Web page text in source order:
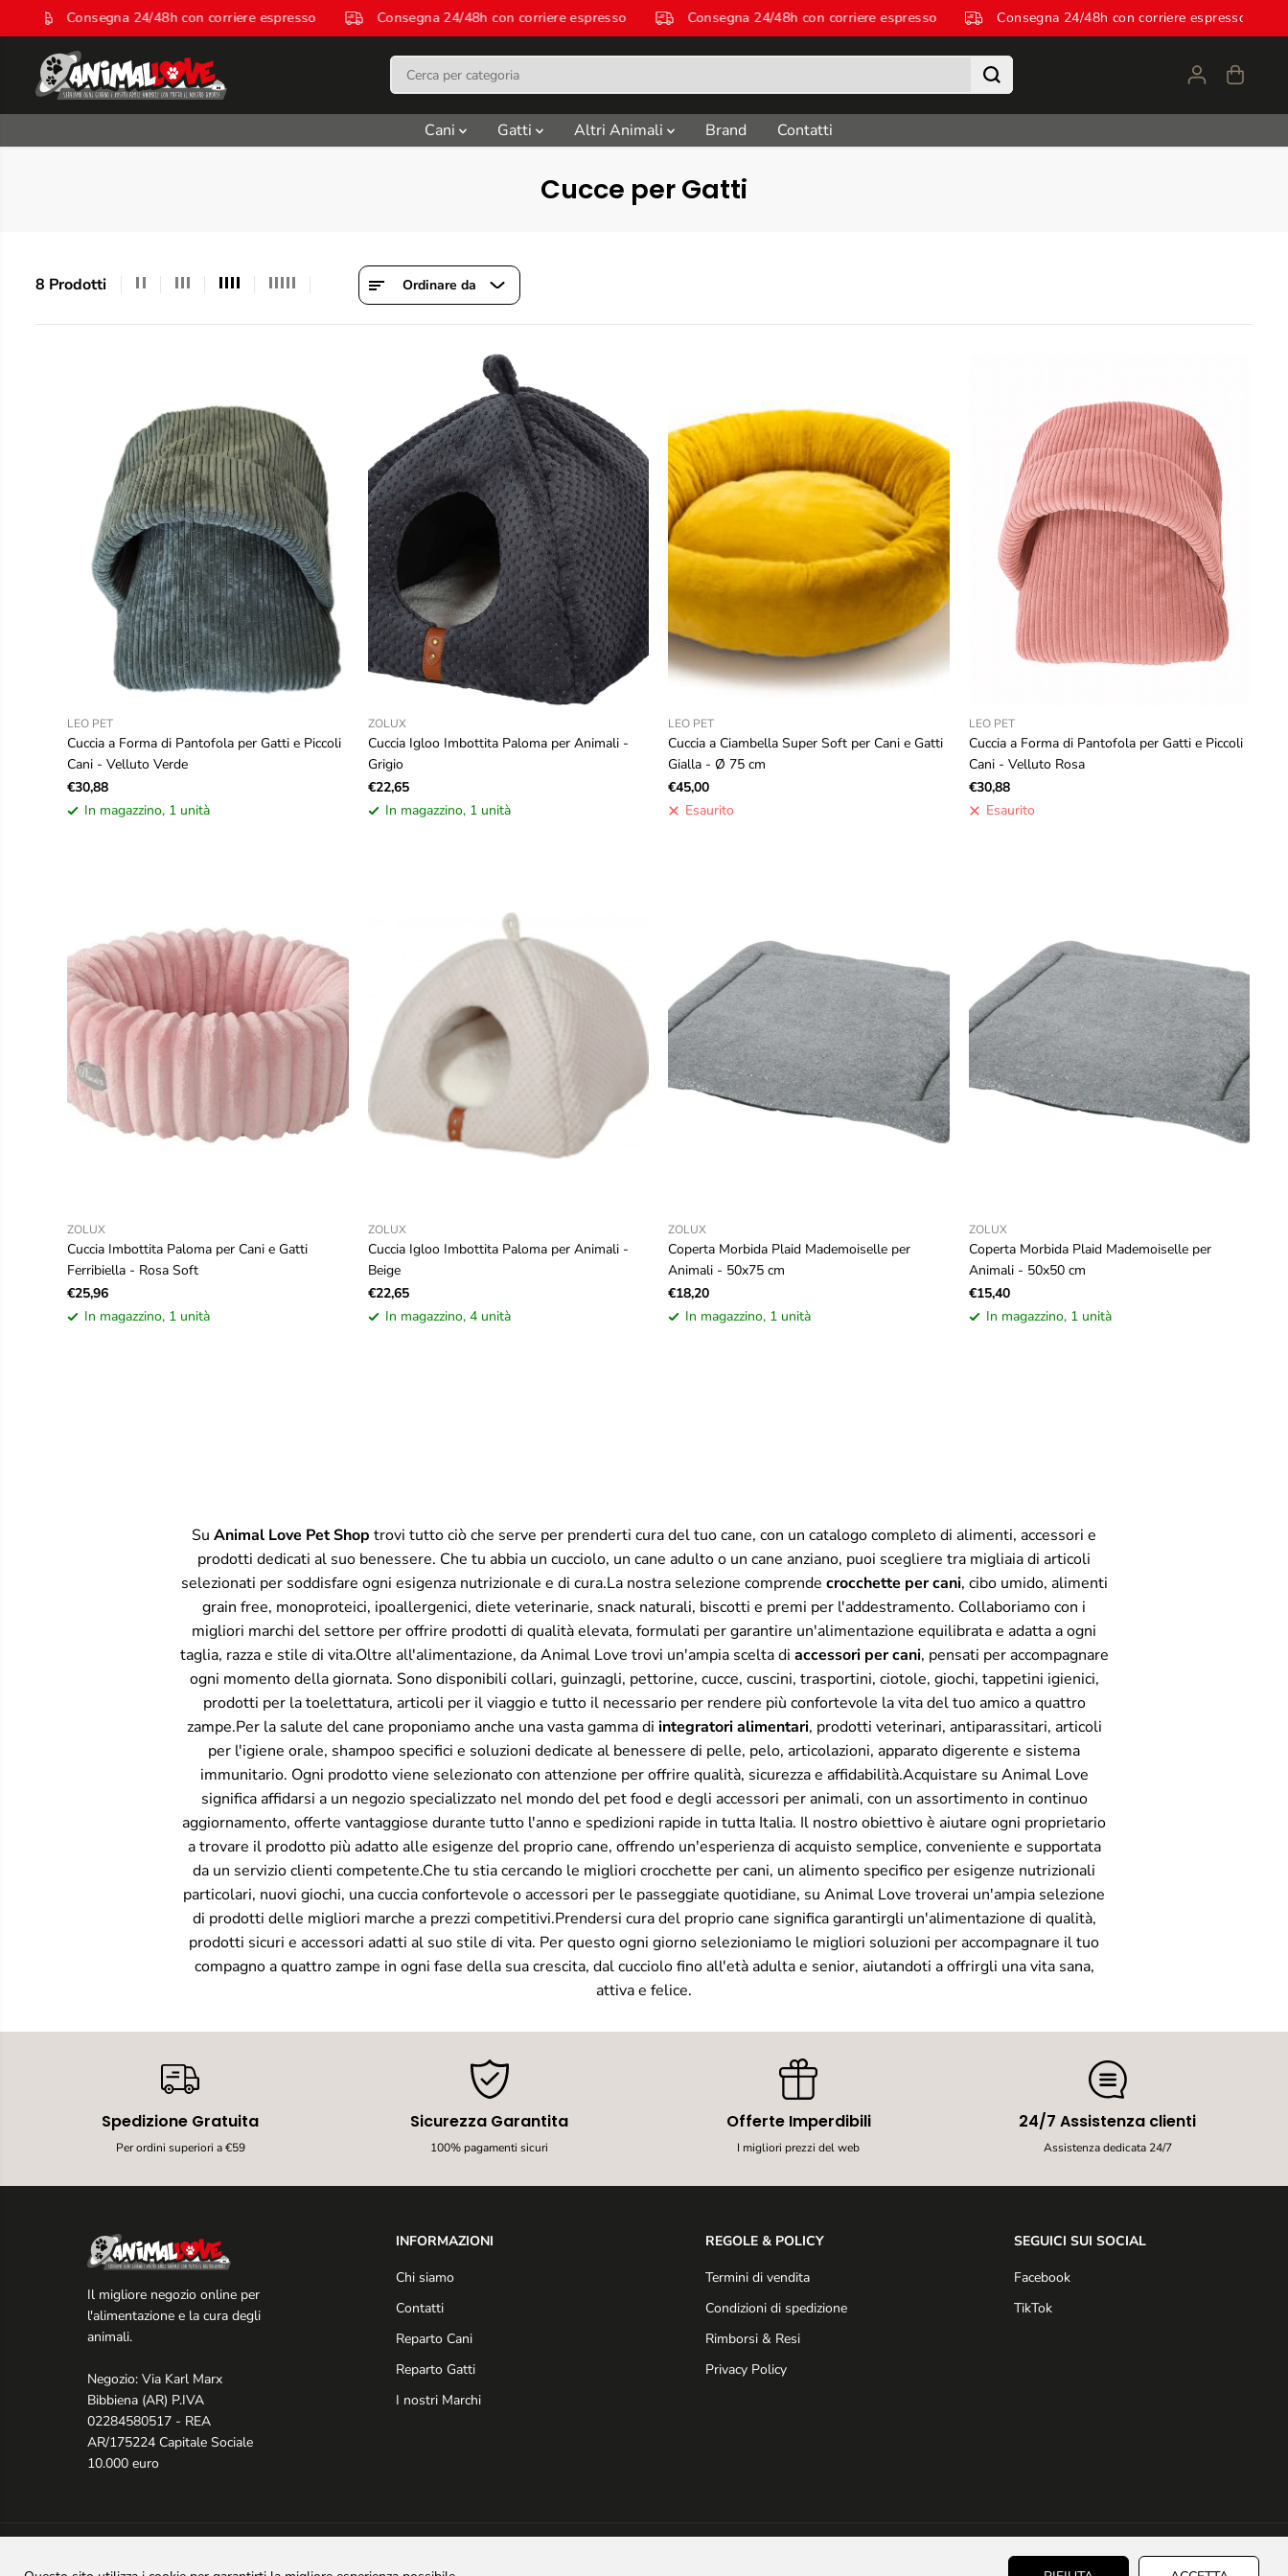
SALTA AL
CONTENUTO
Consegna 24/48h con corriere espresso Consegna 24/48h con corriere espresso Consegna 24/48h con corriere espresso Consegna 24/48h con corriere
Cani Gatti Altri Animali Brand Contatti
Cucce per Gatti
8 Prodotti Ordinare da
LEO PET
Cuccia a Forma di Pantofola per Gatti e Piccoli
Cani - Velluto Verde
€30,88
In magazzino, 1 unità
ZOLUX
Cuccia Igloo Imbottita Paloma per Animali -
Grigio
€22,65
In magazzino, 1 unità
LEO PET
Cuccia a Ciambella Super Soft per Cani e Gatti
Gialla - Ø 75 cm
€45,00
Esaurito
LEO PET
Cuccia a Forma di Pantofola per Gatti e Piccoli
Cani - Velluto Rosa
€30,88
Esaurito
ZOLUX
Cuccia Imbottita Paloma per Cani e Gatti
Ferribiella - Rosa Soft
€25,96
In magazzino, 1 unità
ZOLUX
Cuccia Igloo Imbottita Paloma per Animali -
Beige
€22,65
In magazzino, 4 unità
ZOLUX
Coperta Morbida Plaid Mademoiselle per
Animali - 50x75 cm
€18,20
In magazzino, 1 unità
ZOLUX
Coperta Morbida Plaid Mademoiselle per
Animali - 50x50 cm
€15,40
In magazzino, 1 unità
Su Animal Love Pet Shop trovi tutto ciò che serve per prenderti cura del tuo cane, con un catalogo completo di alimenti, accessori e
prodotti dedicati al suo benessere. Che tu abbia un cucciolo, un cane adulto o un cane anziano, puoi scegliere tra migliaia di articoli
selezionati per soddisfare ogni esigenza nutrizionale e di cura.La nostra selezione comprende crocchette per cani, cibo umido, alimenti
grain free, monoproteici, ipoallergenici, diete veterinarie, snack naturali, biscotti e premi per l'addestramento. Collaboriamo con i
migliori marchi del settore per offrire prodotti di qualità elevata, formulati per garantire un'alimentazione equilibrata e adatta a ogni
taglia, razza e stile di vita.Oltre all'alimentazione, da Animal Love trovi un'ampia scelta di accessori per cani, pensati per accompagnare
ogni momento della giornata. Sono disponibili collari, guinzagli, pettorine, cucce, cuscini, trasportini, ciotole, giochi, tappetini igienici,
prodotti per la toelettatura, articoli per il viaggio e tutto il necessario per rendere più confortevole la vita del tuo amico a quattro
zampe.Per la salute del cane proponiamo anche una vasta gamma di integratori alimentari, prodotti veterinari, antiparassitari, articoli
per l'igiene orale, shampoo specifici e soluzioni dedicate al benessere di pelle, pelo, articolazioni, apparato digerente e sistema
immunitario. Ogni prodotto viene selezionato con attenzione per offrire qualità, sicurezza e affidabilità.Acquistare su Animal Love
significa affidarsi a un negozio specializzato nel mondo del pet food e degli accessori per animali, con un assortimento in continuo
aggiornamento, offerte vantaggiose durante tutto l'anno e spedizioni rapide in tutta Italia. Il nostro obiettivo è aiutare ogni proprietario
a trovare il prodotto più adatto alle esigenze del proprio cane, offrendo un'esperienza di acquisto semplice, conveniente e supportata
da un servizio clienti competente.Che tu stia cercando le migliori crocchette per cani, un alimento specifico per esigenze nutrizionali
particolari, nuovi giochi, una cuccia confortevole o accessori per le passeggiate quotidiane, su Animal Love troverai un'ampia selezione
di prodotti delle migliori marche a prezzi competitivi.Prendersi cura del proprio cane significa garantirgli un'alimentazione di qualità,
prodotti sicuri e accessori adatti al suo stile di vita. Per questo ogni giorno selezioniamo le migliori soluzioni per accompagnare il tuo
compagno a quattro zampe in ogni fase della sua crescita, dal cucciolo fino all'età adulta e senior, aiutandoti a offrirgli una vita sana,
attiva e felice.
Spedizione Gratuita
Per ordini superiori a €59
Sicurezza Garantita
100% pagamenti sicuri
Offerte Imperdibili
I migliori prezzi del web
24/7 Assistenza clienti
Assistenza dedicata 24/7
Il migliore negozio online per
l'alimentazione e la cura degli
animali.
Negozio: Via Karl Marx
Bibbiena (AR) P.IVA
02284580517 - REA
AR/175224 Capitale Sociale
10.000 euro
INFORMAZIONI
Chi siamo
Contatti
Reparto Cani
Reparto Gatti
I nostri Marchi
REGOLE & POLICY
Termini di vendita
Condizioni di spedizione
Rimborsi & Resi
Privacy Policy
SEGUICI SUI SOCIAL
Facebook
TikTok